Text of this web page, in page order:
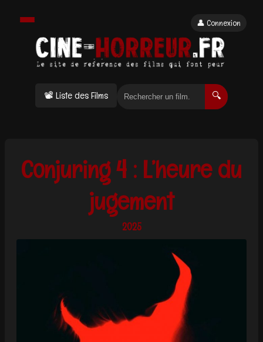
📽 Liste des Films 🔍
👤 Connexion
Conjuring 4 : L’heure du
jugement
2025